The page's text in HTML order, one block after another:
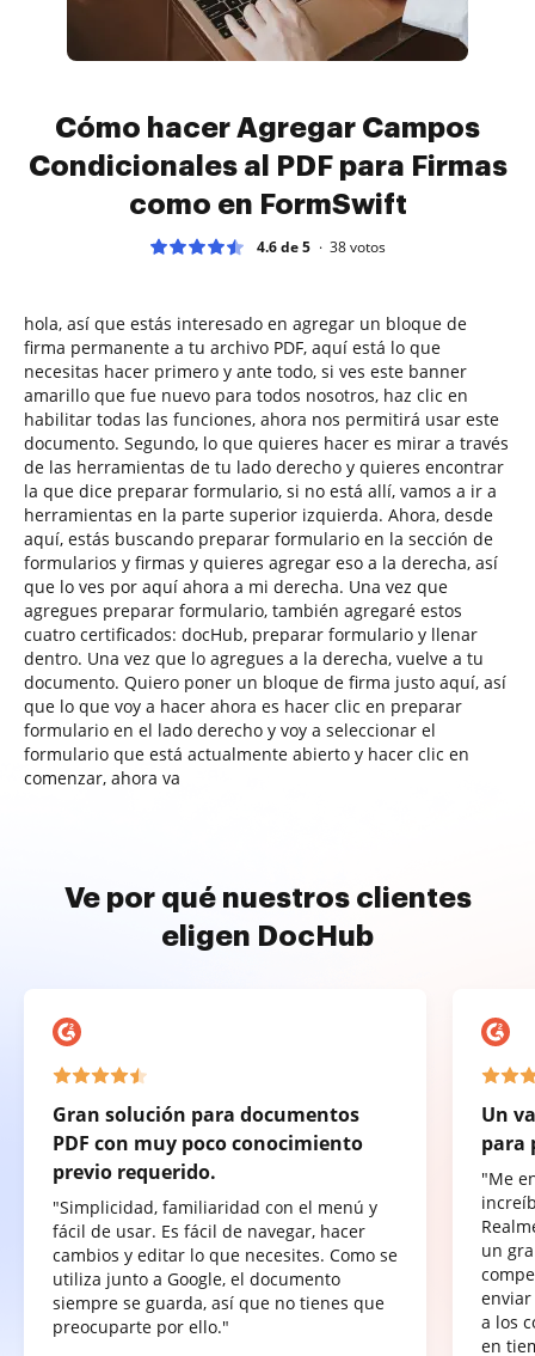
Cómo hacer Agregar Campos
Condicionales al PDF para Firmas
como en FormSwift
4.6 de 5 38votos
hola, así que estás interesado en agregar un bloque de
firma permanente a tu archivo PDF, aquí está lo que
necesitas hacer primero y ante todo, si ves este banner
amarillo que fue nuevo para todos nosotros, haz clic en
habilitar todas las funciones, ahora nos permitirá usar este
documento. Segundo, lo que quieres hacer es mirar a través
de las herramientas de tu lado derecho y quieres encontrar
la que dice preparar formulario, si no está allí, vamos a ir a
herramientas en la parte superior izquierda. Ahora, desde
aquí, estás buscando preparar formulario en la sección de
formularios y firmas y quieres agregar eso a la derecha, así
que lo ves por aquí ahora a mi derecha. Una vez que
agregues preparar formulario, también agregaré estos
cuatro certificados: docHub, preparar formulario y llenar
dentro. Una vez que lo agregues a la derecha, vuelve a tu
documento. Quiero poner un bloque de firma justo aquí, así
que lo que voy a hacer ahora es hacer clic en preparar
formulario en el lado derecho y voy a seleccionar el
formulario que está actualmente abierto y hacer clic en
comenzar, ahora va
Ve por qué nuestros clientes
eligen DocHub
Gran solución para documentos
PDF con muy poco conocimiento
previo requerido.
"Simplicidad, familiaridad con el menú y
fácil de usar. Es fácil de navegar, hacer
cambios y editar lo que necesites. Como se
utiliza junto a Google, el documento
siempre se guarda, así que no tienes que
preocuparte por ello."
Un
para
"Me
un
a los
en